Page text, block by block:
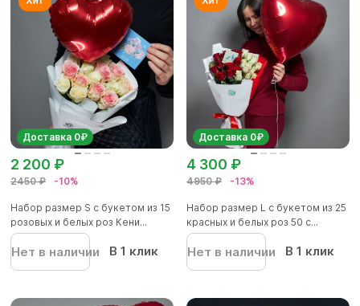
Доставка 0₽
2450 ₽ -10%
2 200 ₽
Набор размер S с букетом из 15
розовых и белых роз Кени...
Нет в наличии В 1 клик
Доставка 0₽
4950 ₽ -13%
4 300 ₽
Набор размер L с букетом из 25
красных и белых роз 50 с...
Нет в наличии В 1 клик